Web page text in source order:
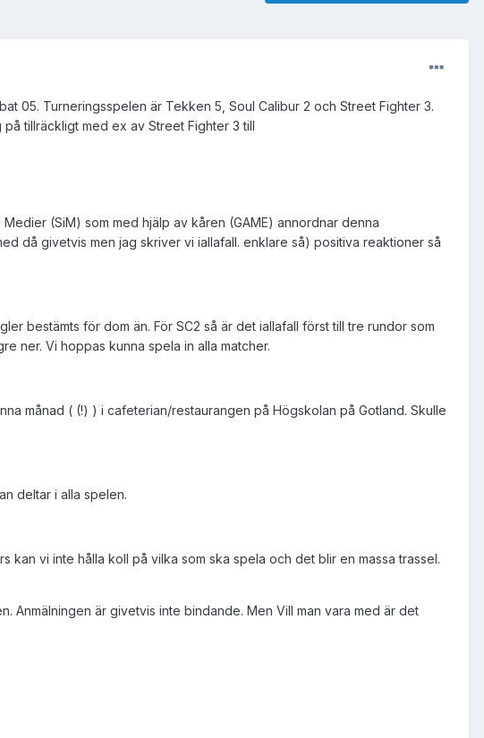
05. Turneringsspelen är Tekken 5, Soul Calibur 2 och Street Fighter 3.
tillräckligt med ex av Street Fighter 3 till
(SiM) som med hjälp av kåren (GAME) annordnar denna
då givetvis men jag skriver vi iallafall. enklare så) positiva reaktioner så
bestämts för dom än. För SC2 så är det iallafall först till tre rundor som
ner. Vi hoppas kunna spela in alla matcher.
månad ( (!) ) i cafeterian/restaurangen på Högskolan på Gotland. Skulle
deltar i alla spelen.
kan vi inte hålla koll på vilka som ska spela och det blir en massa trassel.
Anmälningen är givetvis inte bindande. Men Vill man vara med är det